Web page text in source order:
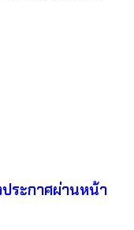
ประกาศผ่านหน้า